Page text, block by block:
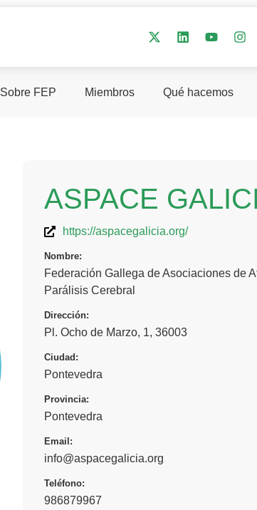
Sobre FEP Miembros Qué hacemos
ASPACE
https://aspacegalicia.org/
Nombre:
Federación Gallega de Asociaciones de
Parálisis Cerebral
Dirección:
Pl. Ocho de Marzo, 1, 36003
Ciudad:
Pontevedra
Provincia:
Pontevedra
Email:
info@aspacegalicia.org
Teléfono:
986879967